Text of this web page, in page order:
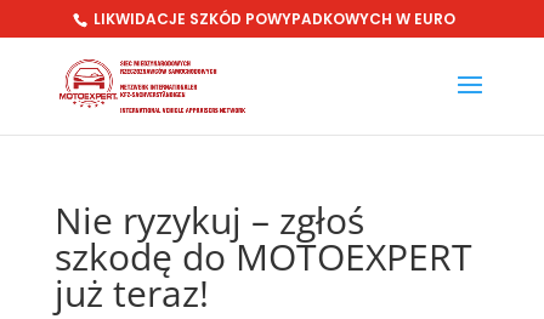
LIKWIDACJE SZKÓD POWYPADKOWYCH W EURO
Nie ryzykuj – zgłoś
szkodę do MOTOEXPERT
już teraz!